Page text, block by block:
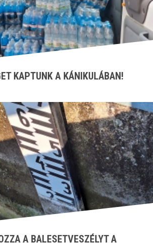
KAPTUNK A KÁNIKULÁBAN!
A BALESETVESZÉLYT A